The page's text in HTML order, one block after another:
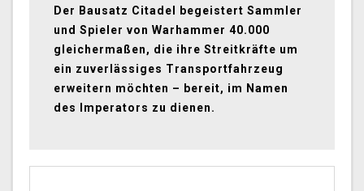
Der Bausatz Citadel begeistert Sammler
und Spieler von Warhammer 40.000
gleichermaßen, die ihre Streitkräfte um
ein zuverlässiges Transportfahrzeug
erweitern möchten – bereit, im Namen
des Imperators zu dienen.